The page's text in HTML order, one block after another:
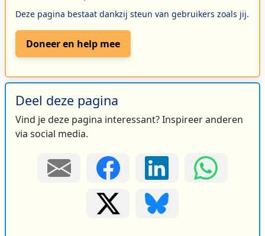
Deze pagina bestaat dankzij steun van gebruikers zoals jij.
Doneer en help mee
Deel deze pagina
Vind je deze pagina interessant? Inspireer anderen
via social media.